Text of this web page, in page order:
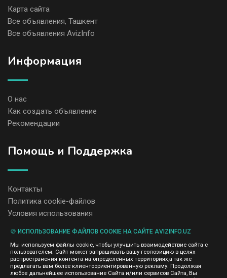
Карта сайта
Все объявления, Ташкент
Все объявления AvizInfo
Информация
О нас
Как создать объявление
Рекомендации
Помощь и Поддержка
Контакты
Политика cookie-файлов
Условия использования
содержание размещенных объявлений.
Мы ценим конфиденциальность наших пользователей. Мы не
передаем и не продаем личную информацию зарегистрированных
пользователей AvizInfo.uz третьим лицам. Мы не отвечаем за
🍪 ИСПОЛЬЗОВАНИЕ ФАЙЛОВ COOKIE НА САЙТЕ AVIZINFO.UZ
Мы используем файлы cookie, чтобы улучшить взаимодействие сайта с
пользователем. Сайт может запрашивать вашу геопозицию в целях
распространения контента на определенных территориях,а так же
предлагать вам более клиентоориентированную рекламу. Продолжая
любое дальнейшее использование Сайта и/или сервисов Сайта, Вы